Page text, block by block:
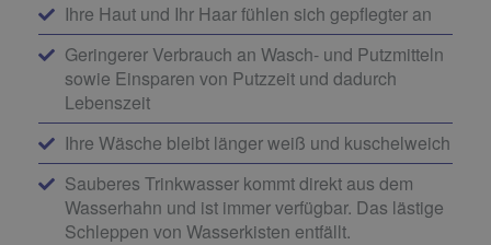
Ihre Haut und Ihr Haar fühlen sich gepflegter an
Geringerer Verbrauch an Wasch- und Putzmitteln
sowie Einsparen von Putzzeit und dadurch
Lebenszeit
Ihre Wäsche bleibt länger weiß und kuschelweich
Sauberes Trinkwasser kommt direkt aus dem
Wasserhahn und ist immer verfügbar. Das lästige
Schleppen von Wasserkisten entfällt.